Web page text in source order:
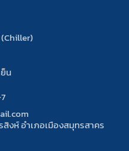
น
งห์ อำเภอเมืองสมุทรสาคร